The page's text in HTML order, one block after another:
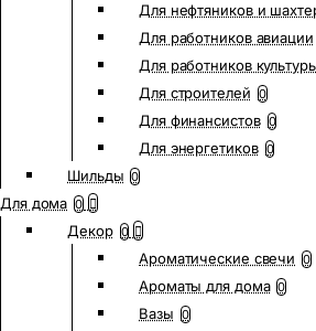
Для нефтяников и
Для работников авиации
Для работников
Для строителей 0
Для финансистов 0
Для энергетиков 0
Шильды 0
Для дома 0
Декор 0
Ароматические свечи 0
Ароматы для дома 0
Вазы 0